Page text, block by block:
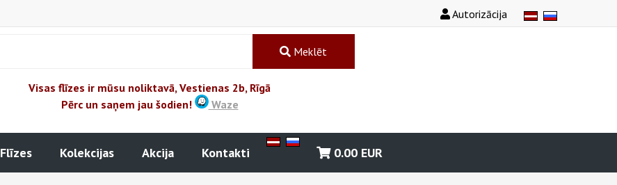
Autorizācija
Meklēt
Visas flīzes ir mūsu noliktavā, Vestienas 2b, Rīgā
Pērc un saņem jau šodien!
Waze
Flīzes Kolekcijas Akcija Kontakti 0.00EUR